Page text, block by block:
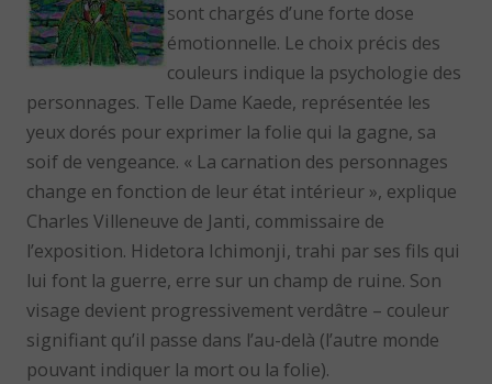
sont chargés d’une forte dose
émotionnelle. Le choix précis des
couleurs indique la psychologie des
personnages. Telle Dame Kaede, représentée les
yeux dorés pour exprimer la folie qui la gagne, sa
soif de vengeance. « La carnation des personnages
change en fonction de leur état intérieur », explique
Charles Villeneuve de Janti, commissaire de
l’exposition. Hidetora Ichimonji, trahi par ses fils qui
lui font la guerre, erre sur un champ de ruine. Son
visage devient progressivement verdâtre – couleur
signifiant qu’il passe dans l’au-delà (l’autre monde
pouvant indiquer la mort ou la folie).